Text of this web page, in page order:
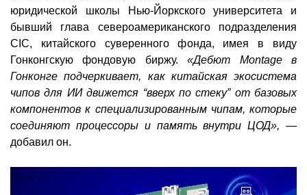
юридической школы Нью-Йоркского университета и
бывший глава североамериканского подразделения
CIC, китайского суверенного фонда, имея в виду
Гонконгскую фондовую биржу.«Дебют Montage в
Гонконге подчеркивает, как китайская экосистема
чипов для ИИ движется “вверх по стеку” от базовых
компонентов к специализированным чипам, которые
соединяют процессоры и память внутри ЦОД», —
добавил он.